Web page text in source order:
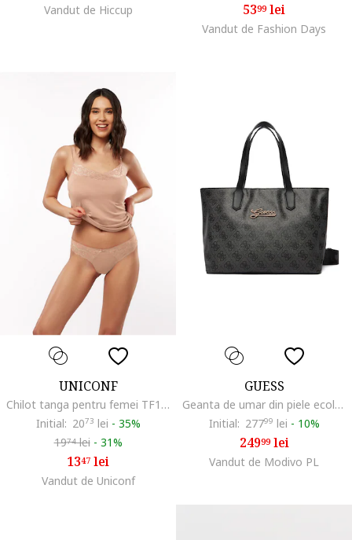
Vandut de Hiccup 5399lei
Vandut de Fashion Days
UNICONF
Chilot tanga pentru femei TF11, Nude
Initial: 2073 lei - 35%
1974lei - 31%
1347 lei
Vandut de Uniconf
GUESS
Geanta de umar din piele ecologica cu model cu monograma
Initial: 27799 lei - 10%
24999lei
Vandut de Modivo PL